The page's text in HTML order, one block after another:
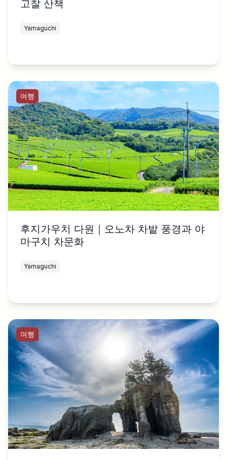
고찰 산책
Yamaguchi
여행
후지가우치 다원｜오노차 차밭 풍경과 야
마구치 차문화
Yamaguchi
여행